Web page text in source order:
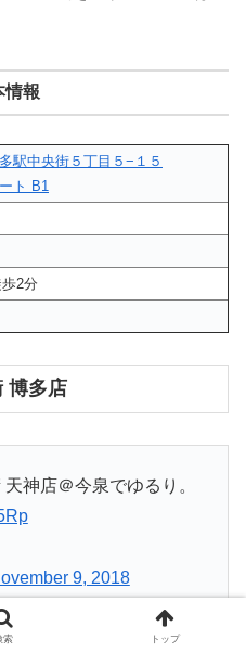
情報
駅中央街５丁目５−１５
ト B1
2分
博多店
神店＠今泉でゆるり。
9, 2018
索 トップ